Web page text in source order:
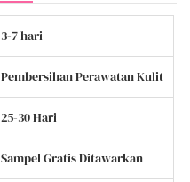
3-7 hari
Pembersihan Perawatan Kulit
25-30 Hari
Sampel Gratis Ditawarkan